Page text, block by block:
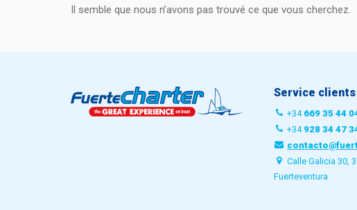
Il semble que nous n’avons pas trouvé ce que vous cherchez.
Service clients
+34 669 35 44
+34 928 34 47
Calle Galicia 30,
Fuerteventura